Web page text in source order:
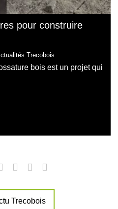
pour construire
Trecobois
bois est un projet qui
Trecobois